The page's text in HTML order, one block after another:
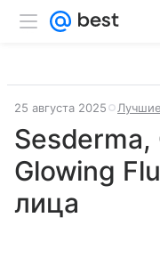
25 августа 2025
Sesderma,
Glowing
лица